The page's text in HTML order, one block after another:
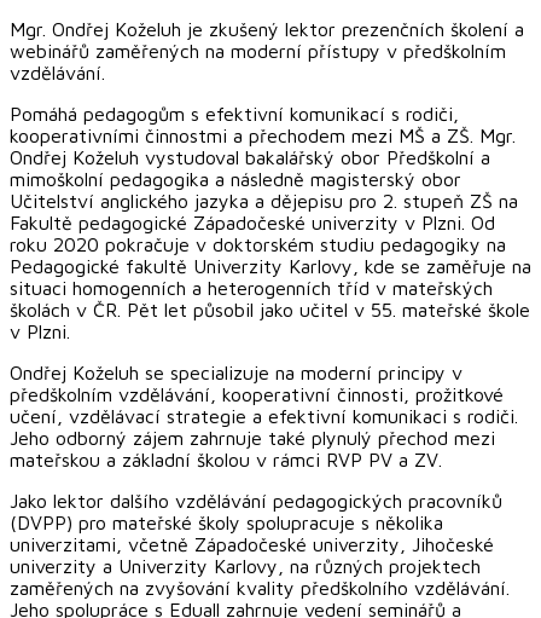
Mgr. Ondřej Koželuh je zkušený lektor prezenčních školení a
webinářů zaměřených na moderní přístupy v předškolním
vzdělávání.
Pomáhá pedagogům s efektivní komunikací s rodiči,
kooperativními činnostmi a přechodem mezi MŠ a ZŠ. Mgr.
Ondřej Koželuh vystudoval bakalářský obor Předškolní a
mimoškolní pedagogika a následně magisterský obor
Učitelství anglického jazyka a dějepisu pro 2. stupeň ZŠ na
Fakultě pedagogické Západočeské univerzity v Plzni. Od
roku 2020 pokračuje v doktorském studiu pedagogiky na
Pedagogické fakultě Univerzity Karlovy, kde se zaměřuje na
situaci homogenních a heterogenních tříd v mateřských
školách v ČR. Pět let působil jako učitel v 55. mateřské škole
v Plzni.
Ondřej Koželuh se specializuje na moderní principy v
předškolním vzdělávání, kooperativní činnosti, prožitkové
učení, vzdělávací strategie a efektivní komunikaci s rodiči.
Jeho odborný zájem zahrnuje také plynulý přechod mezi
mateřskou a základní školou v rámci RVP PV a ZV.
Jako lektor dalšího vzdělávání pedagogických pracovníků
(DVPP) pro mateřské školy spolupracuje s několika
univerzitami, včetně Západočeské univerzity, Jihočeské
univerzity a Univerzity Karlovy, na různých projektech
zaměřených na zvyšování kvality předškolního vzdělávání.
Jeho spolupráce s Eduall zahrnuje vedení seminářů a